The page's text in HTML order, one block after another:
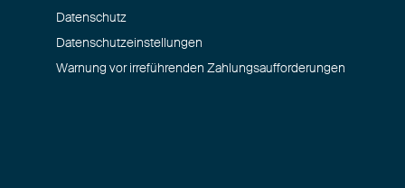
Datenschutz
Datenschutzeinstellungen
Warnung vor irreführenden Zahlungsaufforderungen